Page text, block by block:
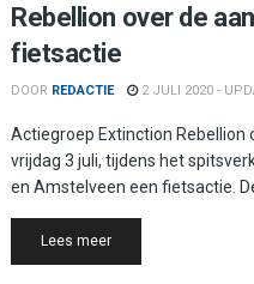
Rebellion over de
fietsactie
DOOR REDACTIE 2 JULI 2020 -
Actiegroep Extinction Rebellion
vrijdag 3 juli, tijdens het
en Amstelveen een fietsactie.
Lees meerDetails